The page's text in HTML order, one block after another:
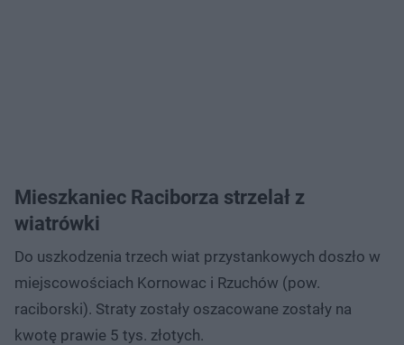
Mieszkaniec Raciborza strzelał z
wiatrówki
Do uszkodzenia trzech wiat przystankowych doszło w
miejscowościach Kornowac i Rzuchów (pow.
raciborski). Straty zostały oszacowane zostały na
kwotę prawie 5 tys. złotych.